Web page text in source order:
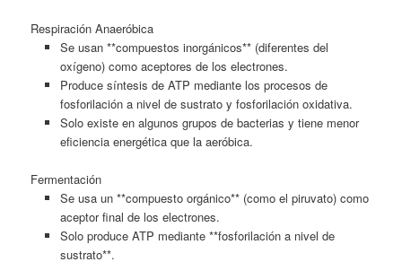
Respiración Anaeróbica
Se usan **compuestos inorgánicos** (diferentes del
oxígeno) como aceptores de los electrones.
Produce síntesis de ATP mediante los procesos de
fosforilación a nivel de sustrato y fosforilación oxidativa.
Solo existe en algunos grupos de bacterias y tiene menor
eficiencia energética que la aeróbica.
Fermentación
Se usa un **compuesto orgánico** (como el piruvato) como
aceptor final de los electrones.
Solo produce ATP mediante **fosforilación a nivel de
sustrato**.